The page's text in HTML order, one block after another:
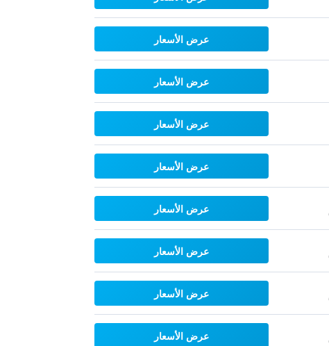
عرض الأسعار
عرض الأسعار
عرض الأسعار
عرض الأسعار
عرض الأسعار
عرض الأسعار
عرض الأسعار
عرض الأسعار